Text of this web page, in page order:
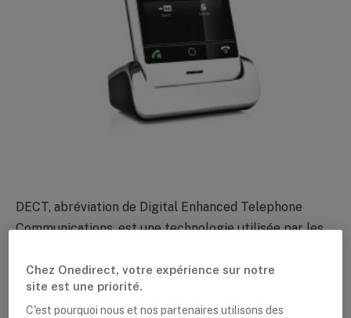
DECT, abréviation de Digital Enhanced Telephone
Communications, est une technologie utilisée par les
sans fil, mieux connus sous le nom de téléphone fixe
sans fil, se connectent à une station de base. Ils sont
connus pour leur connexion longue portée et stable.
Chez Onedirect, votre expérience sur notre
site est une priorité.
C'est pourquoi nous et nos partenaires utilisons des